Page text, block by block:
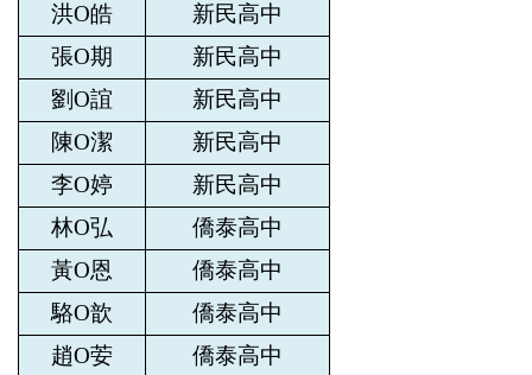
洪O皓
新民高中
張O期
新民高中
劉O誼
新民高中
陳O潔
新民高中
李O婷
新民高中
林O弘
僑泰高中
黃O恩
僑泰高中
駱O歆
僑泰高中
趙O荌
僑泰高中